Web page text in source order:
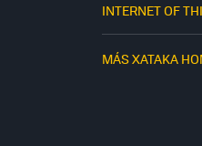
INTERNET OF
MÁS XATAKA